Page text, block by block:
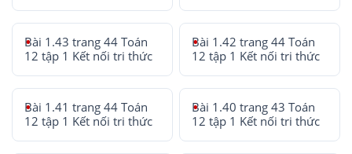
Bài 1.43 trang 44 Toán
12 tập 1 Kết nối tri thức
Bài 1.42 trang 44 Toán
12 tập 1 Kết nối tri thức
Bài 1.41 trang 44 Toán
12 tập 1 Kết nối tri thức
Bài 1.40 trang 43 Toán
12 tập 1 Kết nối tri thức